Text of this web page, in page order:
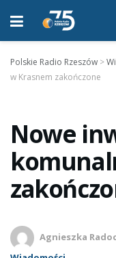
Polskie Radio Rzeszów >
w Krasnem zakończone
Nowe
Agnieszka